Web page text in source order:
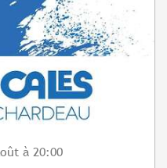
à 20:00